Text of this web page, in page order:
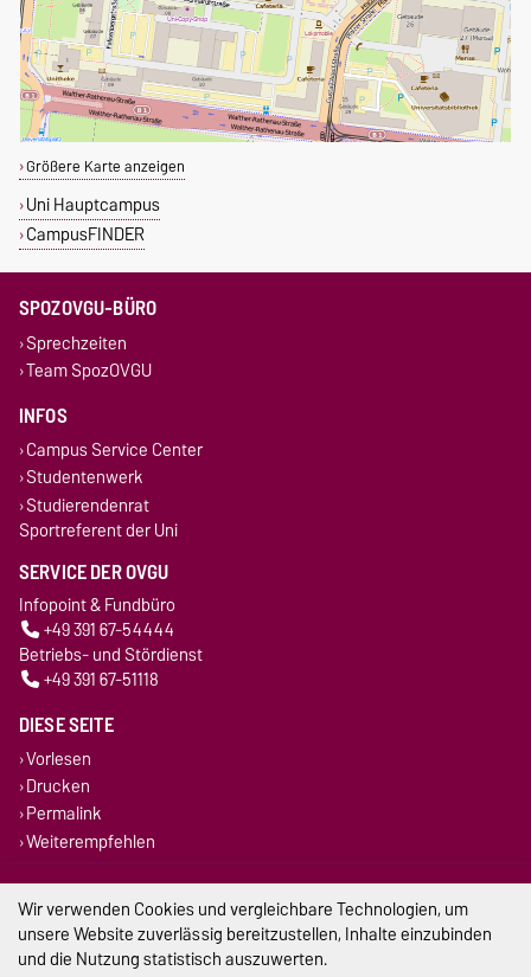
Größere Karte anzeigen
Uni Hauptcampus
CampusFINDER
SPOZOVGU-BÜRO
Sprechzeiten
Team SpozOVGU
INFOS
Campus Service Center
Studentenwerk
Studierendenrat
Sportreferent der Uni
SERVICE DER OVGU
Infopoint & Fundbüro
+49 391 67-54444
Betriebs- und Stördienst
+49 391 67-51118
DIESE SEITE
Vorlesen
Drucken
Permalink
Weiterempfehlen
Impressum
Datenschutz
Wir verwenden Cookies und vergleichbare Technologien, um
unsere Website zuverlässig bereitzustellen, Inhalte einzubinden
und die Nutzung statistisch auszuwerten.